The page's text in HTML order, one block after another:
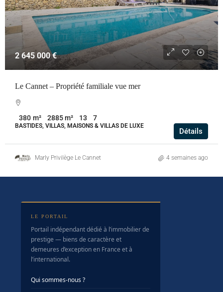
2 645 000 €
Le Cannet – Propriété familiale vue mer
380 m² 2885m² 13 7
BASTIDES, VILLAS, MAISONS & VILLAS DE LUXE
Détails
Marly Privilège Le Cannet 4 semaines ago
LE PORTAIL
Portail indépendant dédié à l’immobilier de
prestige — biens de caractère et
demeures d’exception en France et à
l’international.
Qui sommes-nous ?